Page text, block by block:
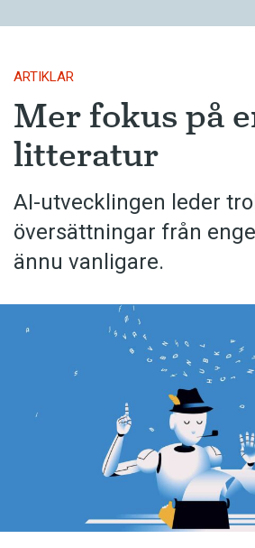
ARTIKLAR
Mer fokus på
litteratur
AI-utvecklingen leder
översättningar från
ännu vanligare.